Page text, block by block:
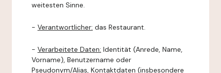
weitesten Sinne.
- Verantwortlicher: das Restaurant.
- Verarbeitete Daten: Identität (Anrede, Name,
Vorname), Benutzername oder
Pseudonym/Alias, Kontaktdaten (insbesondere